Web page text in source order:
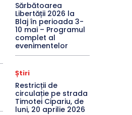
Sărbătoarea
Libertății 2026 la
Blaj în perioada 3-
10 mai – Programul
complet al
evenimentelor
Știri
Restricții de
circulație pe strada
Timotei Cipariu, de
luni, 20 aprilie 2026